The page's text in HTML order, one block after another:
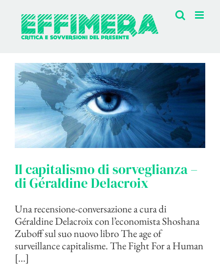
contenuto
Il capitalismo di sorveglianza –
di Géraldine Delacroix
Una recensione-conversazione a cura di
Géraldine Delacroix con l’economista Shoshana
Zuboff sul suo nuovo libro The age of
surveillance capitalisme. The Fight For a Human
[...]